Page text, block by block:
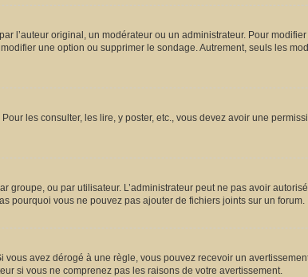
l’auteur original, un modérateur ou un administrateur. Pour
une option ou supprimer le sondage. Autrement, seuls les
les consulter, les lire, y poster, etc., vous devez avoir une
groupe, ou par utilisateur. L’administrateur peut ne pas avoir
pourquoi vous ne pouvez pas ajouter de fichiers joints sur un forum.
avez dérogé à une règle, vous pouvez recevoir un
si vous ne comprenez pas les raisons de votre avertissement.